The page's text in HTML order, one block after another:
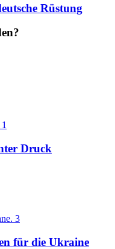
Rüstung
1
Druck
3
für die Ukraine